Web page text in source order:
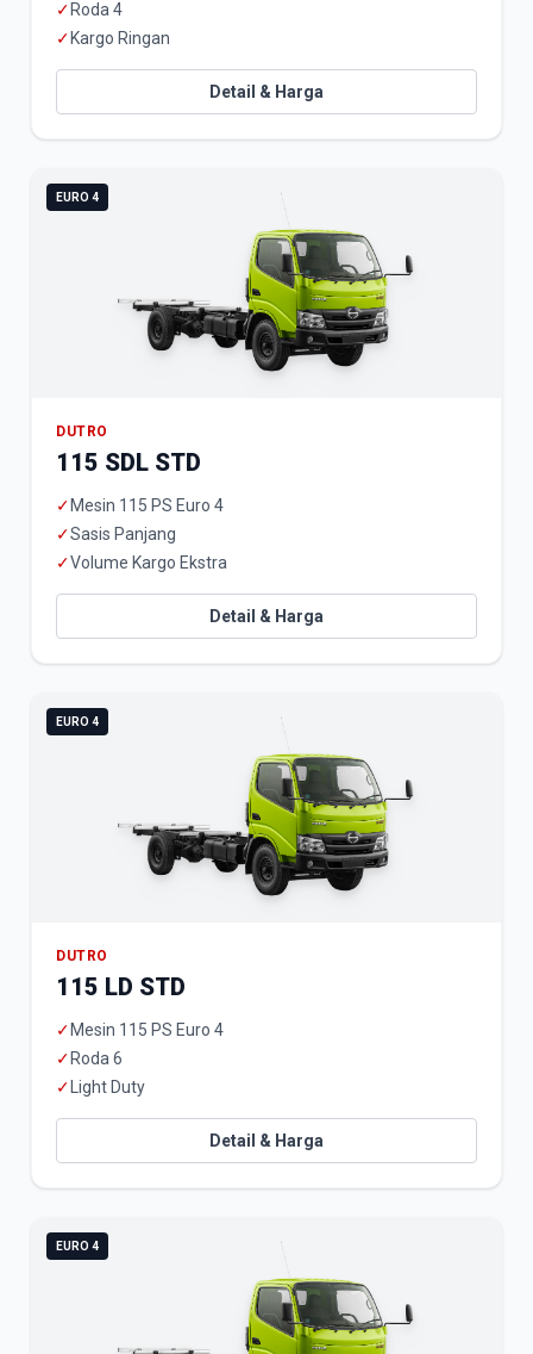
✓ Roda 4
✓ Kargo Ringan
Detail & Harga
EURO 4
DUTRO
115 SDL STD
✓ Mesin 115 PS Euro 4
✓Sasis Panjang
✓Volume Kargo Ekstra
Detail & Harga
EURO 4
DUTRO
115 LD STD
✓ Mesin 115 PS Euro 4
✓ Roda 6
✓ Light Duty
Detail & Harga
EURO 4